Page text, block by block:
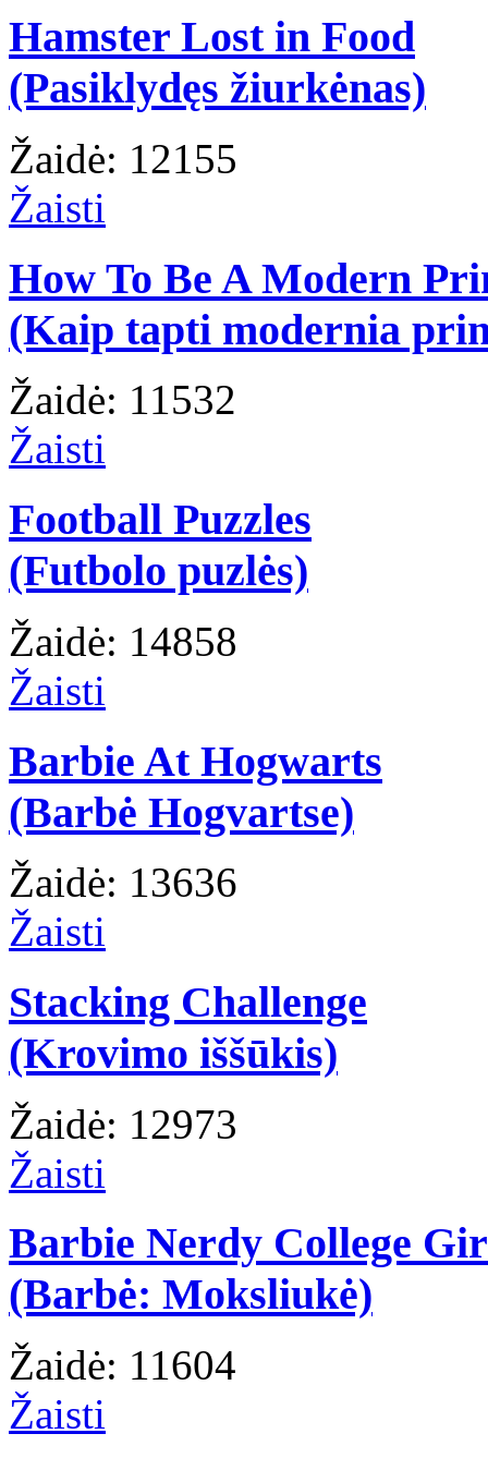
Hamster Lost in Food
(Pasiklydęs žiurkėnas)
Žaidė: 12155
Žaisti
How To Be A Modern
(Kaip tapti modernia
Žaidė: 11532
Žaisti
Football Puzzles
(Futbolo puzlės)
Žaidė: 14858
Žaisti
Barbie At Hogwarts
(Barbė Hogvartse)
Žaidė: 13636
Žaisti
Stacking Challenge
(Krovimo iššūkis)
Žaidė: 12973
Žaisti
Barbie Nerdy College
(Barbė: Moksliukė)
Žaidė: 11604
Žaisti